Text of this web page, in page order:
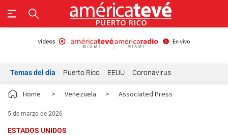
Temas del día Puerto Rico EEUU Coronavirus
Home > Venezuela > Associated Press
5 de marzo de 2026
ESTADOS UNIDOS